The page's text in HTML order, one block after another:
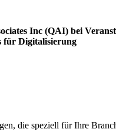
Inc (QAI) bei
für Digitalisierung
die speziell für Ihre